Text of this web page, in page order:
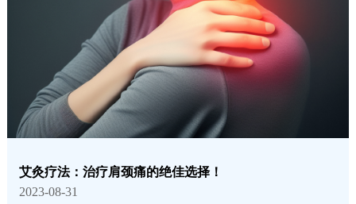
艾灸疗法：治疗肩颈痛的绝佳选择！
2023-08-31